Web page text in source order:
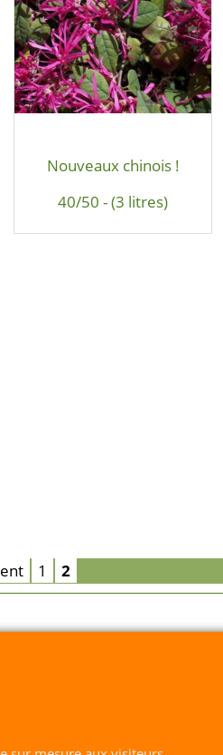
Nouveaux chinois !
40/50 - (3 litres)
1 2